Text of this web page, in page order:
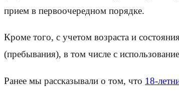
прием в первоочередном порядке.
Кроме того, с учетом возраста и
(пребывания), в том числе с
Ранее мы рассказывали о том, что 18-